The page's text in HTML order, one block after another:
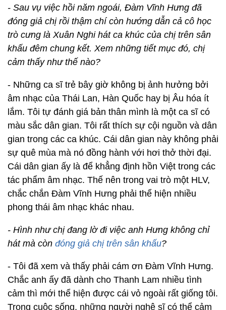
- Sau vụ việc hồi năm ngoái, Đàm Vĩnh Hưng đã
đóng giả chị rồi thậm chí còn hướng dẫn cả cô học
trò cưng là Xuân Nghi hát ca khúc của chị trên sân
khấu đêm chung kết. Xem những tiết mục đó, chị
cảm thấy như thế nào?
- Những ca sĩ trẻ bây giờ không bị ảnh hưởng bởi
âm nhạc của Thái Lan, Hàn Quốc hay bị Âu hóa ít
lắm. Tôi tự đánh giá bản thân mình là một ca sĩ có
màu sắc dân gian. Tôi rất thích sự cội nguồn và dân
gian trong các ca khúc. Cái dân gian này không phải
sự quê mùa mà nó đồng hành với hơi thở thời đại.
Cái dân gian ấy là để khẳng định hồn Việt trong các
tác phẩm âm nhạc. Thế nên trong vai trò một HLV,
chắc chắn Đàm Vĩnh Hưng phải thể hiện nhiều
phong thái âm nhạc khác nhau.
- Hình như chị đang lờ đi việc anh Hưng không chỉ
hát mà còn đóng giả chị trên sân khấu?
- Tôi đã xem và thấy phải cám ơn Đàm Vĩnh Hưng.
Chắc anh ấy đã dành cho Thanh Lam nhiều tình
cảm thì mới thể hiện được cái vỏ ngoài rất giống tôi.
Trong cuộc sống, những người nghệ sĩ có thể cảm